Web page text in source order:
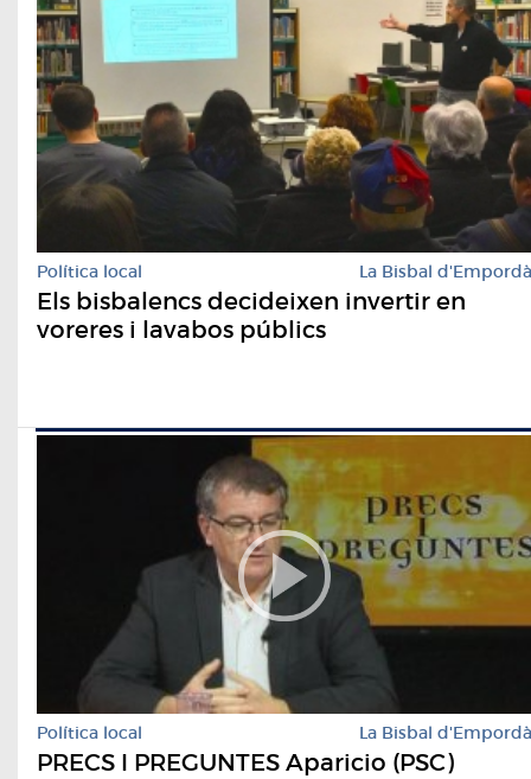
Política local La Bisbal d'Empordà
Els bisbalencs decideixen invertir en
voreres i lavabos públics
Política local La Bisbal d'Empordà
PRECS I PREGUNTES Aparicio (PSC)